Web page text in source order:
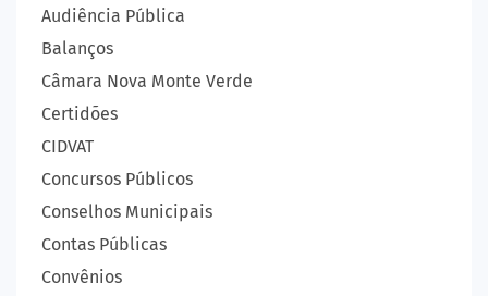
Audiência Pública
Balanços
Câmara Nova Monte Verde
Certidões
CIDVAT
Concursos Públicos
Conselhos Municipais
Contas Públicas
Convênios